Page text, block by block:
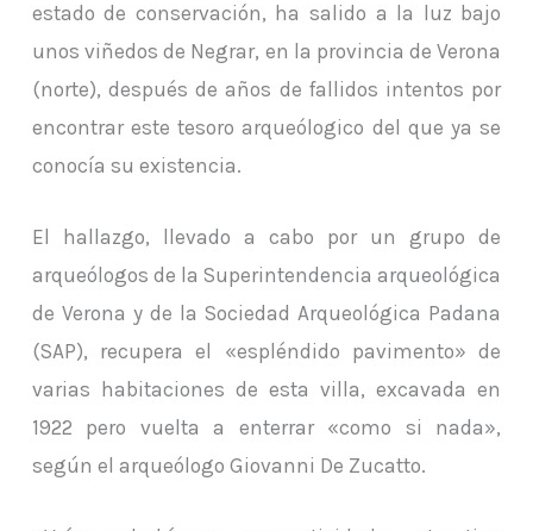
estado de conservación, ha salido a la luz bajo
unos viñedos de Negrar, en la provincia de Verona
(norte), después de años de fallidos intentos por
encontrar este tesoro arqueólogico del que ya se
conocía su existencia.
El hallazgo, llevado a cabo por un grupo de
arqueólogos de la Superintendencia arqueológica
de Verona y de la Sociedad Arqueológica Padana
(SAP), recupera el «espléndido pavimento» de
varias habitaciones de esta villa, excavada en
1922 pero vuelta a enterrar «como si nada»,
según el arqueólogo Giovanni De Zucatto.